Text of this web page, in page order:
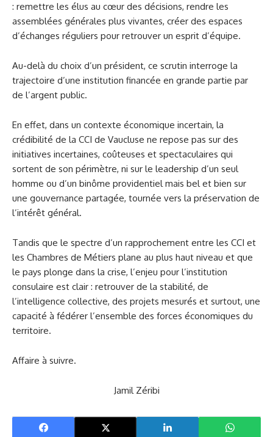
: remettre les élus au cœur des décisions, rendre les
assemblées générales plus vivantes, créer des espaces
d’échanges réguliers pour retrouver un esprit d’équipe.
Au-delà du choix d’un président, ce scrutin interroge la
trajectoire d’une institution financée en grande partie par
de l’argent public.
En effet, dans un contexte économique incertain, la
crédibilité de la CCI de Vaucluse ne repose pas sur des
initiatives incertaines, coûteuses et spectaculaires qui
sortent de son périmètre, ni sur le leadership d’un seul
homme ou d’un binôme providentiel mais bel et bien sur
une gouvernance partagée, tournée vers la préservation de
l’intérêt général.
Tandis que le spectre d’un rapprochement entre les CCI et
les Chambres de Métiers plane au plus haut niveau et que
le pays plonge dans la crise, l’enjeu pour l’institution
consulaire est clair : retrouver de la stabilité, de
l’intelligence collective, des projets mesurés et surtout, une
capacité à fédérer l’ensemble des forces économiques du
territoire.
Affaire à suivre.
Jamil Zéribi